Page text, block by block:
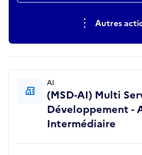
Autres
AI
(MSD-AI) Multi
Développement -
Intermédiaire